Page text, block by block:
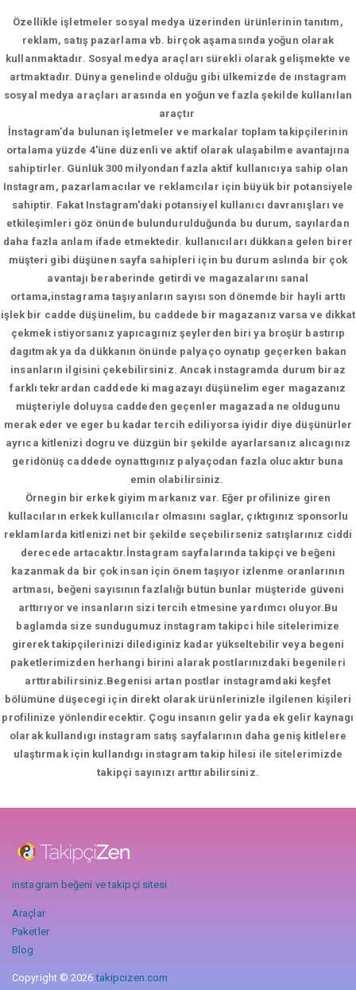
Özellikle işletmeler sosyal medya üzerinden ürünlerinin tanıtım,
reklam, satış pazarlama vb. birçok aşamasında yoğun olarak
kullanmaktadır. Sosyal medya araçları sürekli olarak gelişmekte ve
artmaktadır. Dünya genelinde olduğu gibi ülkemizde de ınstagram
sosyal medya araçları arasında en yoğun ve fazla şekilde kullanılan
araçtır
İnstagram'da bulunan işletmeler ve markalar toplam takipçilerinin
ortalama yüzde 4'üne düzenli ve aktif olarak ulaşabilme avantajına
sahiptirler. Günlük 300 milyondan fazla aktif kullanıcıya sahip olan
Instagram, pazarlamacılar ve reklamcılar için büyük bir potansiyele
sahiptir. Fakat Instagram'daki potansiyel kullanıcı davranışları ve
etkileşimleri göz önünde bulundurulduğunda bu durum, sayılardan
daha fazla anlam ifade etmektedir. kullanıcıları dükkana gelen birer
müşteri gibi düşünen sayfa sahipleri için bu durum aslında bir çok
avantajı beraberinde getirdi ve magazalarını sanal
ortama,instagrama taşıyanların sayısı son dönemde bir hayli arttı
işlek bir cadde düşünelim, bu caddede bir magazanız varsa ve dikkat
çekmek istiyorsanız yapıcagınız şeylerden biri ya broşür bastırıp
dagıtmak ya da dükkanın önünde palyaço oynatıp geçerken bakan
insanların ilgisini çekebilirsiniz. Ancak instagramda durum biraz
farklı tekrardan caddede ki magazayı düşünelim eger magazanız
müşteriyle doluysa caddeden geçenler magazada ne oldugunu
merak eder ve eger bu kadar tercih ediliyorsa iyidir diye düşünürler
ayrıca kitlenizi dogru ve düzgün bir şekilde ayarlarsanız alıcagınız
geridönüş caddede oynattıgınız palyaçodan fazla olucaktır buna
emin olabilirsiniz.
Örnegin bir erkek giyim markanız var. Eğer profilinize giren
kullacıların erkek kullanıcılar olmasını saglar, çıktıgınız sponsorlu
reklamlarda kitlenizi net bir şekilde seçebilirseniz satışlarınız ciddi
derecede artacaktır.İnstagram sayfalarında takipçi ve beğeni
kazanmak da bir çok insan için önem taşıyor izlenme oranlarının
artması, beğeni sayısının fazlalığı bütün bunlar müşteride güveni
arttırıyor ve insanların sizi tercih etmesine yardımcı oluyor.Bu
baglamda size sundugumuz instagram takipci hile sitelerimize
girerek takipçilerinizi dilediginiz kadar yükseltebilir veya begeni
paketlerimizden herhangi birini alarak postlarınızdaki begenileri
arttırabilirsiniz.Begenisi artan postlar instagramdaki keşfet
bölümüne düşecegi için direkt olarak ürünlerinizle ilgilenen kişileri
profilinize yönlendirecektir. Çogu insanın gelir yada ek gelir kaynagı
olarak kullandıgı instagram satış sayfalarının daha geniş kitlelere
ulaştırmak için kullandıgı instagram takip hilesi ile sitelerimizde
takipçi sayınızı arttırabilirsiniz.
instagram beğeni ve takipçi sitesi
Araçlar
Paketler
Blog
Copyright © 2026takipcizen.com